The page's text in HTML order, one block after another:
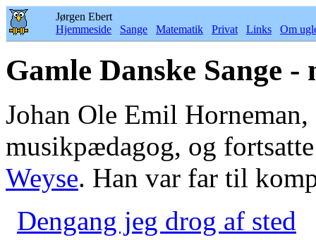
Jørgen Ebert
Hjemmeside
Sange Matematik Privat Links Om
Gamle Danske Sange
Johan Ole Emil
musikpædagog, og
Weyse. Han var far til
Dengang jeg drog af sted